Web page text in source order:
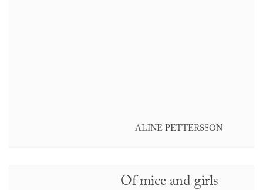
ALINE PETTERSSON
Of mice and girls